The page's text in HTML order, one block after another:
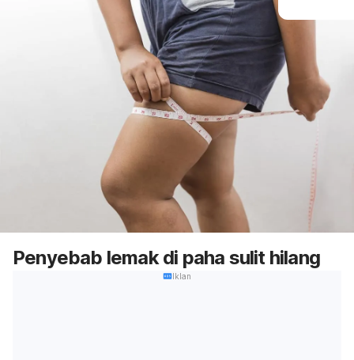
Penyebab lemak di paha sulit hilang
Iklan